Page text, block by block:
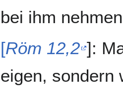
bei ihm
[Röm 12,2 ]:
eigen, sondern